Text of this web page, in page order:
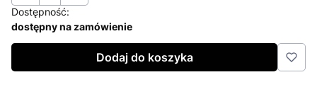
Dostępność:
dostępny na zamówienie
Dodaj do koszyka